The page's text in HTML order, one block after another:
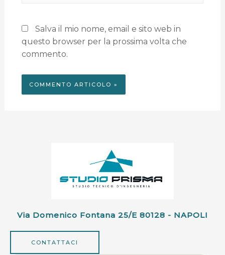
Salva il mio nome, email e sito web in
questo browser per la prossima volta che
commento.
Via Domenico Fontana 25/e 80128 - NAPOLI
CONTATTACI